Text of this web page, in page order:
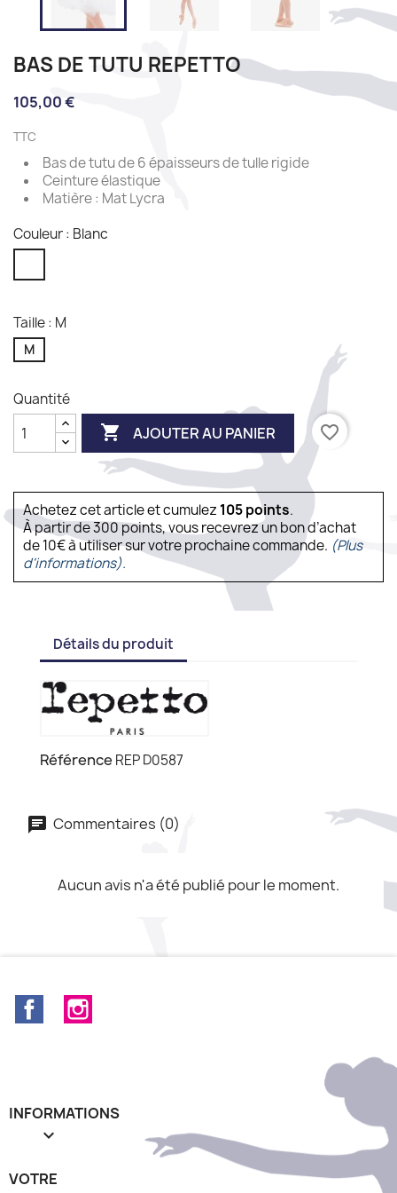
BAS DE TUTU REPETTO
105,00 €
TTC
Bas de tutu de 6 épaisseurs de tulle rigide
Ceinture élastique
Matière : Mat Lycra
Couleur : Blanc
Taille : M
M
Quantité
 AJOUTER AU PANIER favorite_border
Achetez cet article et cumulez 105points.
À partir de 300 points, vous recevrez un bon d’achat
de 10€ à utiliser sur votre prochaine commande. (Plus
d'informations).
Détails du produit
Référence REP D0587
Commentaires (0)
Aucun avis n'a été publié pour le moment.
Facebook
INFORMATIONS

VOTRE